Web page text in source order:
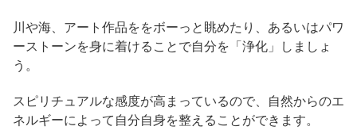
川や海、アート作品ををボーっと眺めたり、あるいはパワ
ーストーンを身に着けることで自分を「浄化」しましょ
う。
スピリチュアルな感度が高まっているので、自然からのエ
ネルギーによって自分自身を整えることができます。